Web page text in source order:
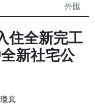
外匯
住全新完工
新社宅公
真